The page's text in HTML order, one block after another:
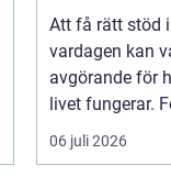
de och vardag
på egna
Att få rätt stöd i
vardagen kan
avgörande för
livet fungerar.
många
med funkt...
06 juli 2026